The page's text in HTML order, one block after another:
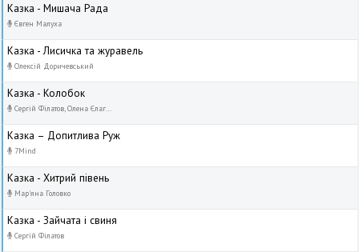
Казка - Мишача Рада
Євген Малуха
Казка - Лисичка та журавель
Олексій Доричевський
Казка - Колобок
Сергій Філатов, Олена Єлагіна
Казка – Допитлива Руж
7Mind
Казка - Хитрий півень
Мар'яна Головко
Казка - Зайчата і свиня
Сергій Філатов